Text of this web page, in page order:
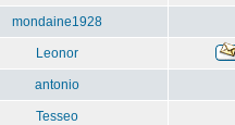
mondaine1928
Leonor
antonio
Tesseo